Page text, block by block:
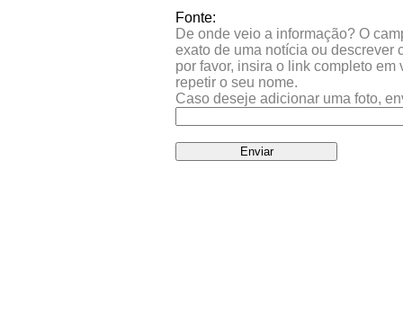
Fonte:
De onde veio a informação? O
exato de uma notícia ou descrever
por favor, insira o link completo
repetir o seu nome.
Caso deseje adicionar uma foto,